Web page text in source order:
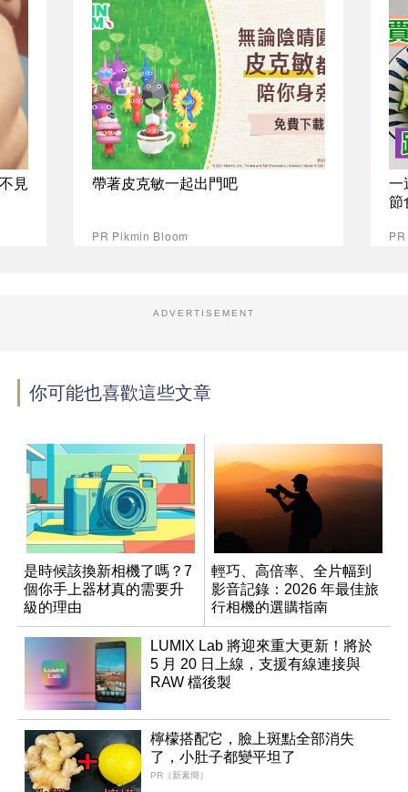
見 帶著皮克敏一起出門吧
PR Pikmin Bloom
一
節
ADVERTISEMENT
你可能也喜歡這些文章
是時候該換新相機了嗎？7
個你手上器材真的需要升
級的理由
輕巧、高倍率、全片幅到
影音記錄：2026 年最佳旅
行相機的選購指南
LUMIX Lab 將迎來重大更新！將於
5 月 20 日上線，支援有線連接與
RAW 檔後製
檸檬搭配它，臉上斑點全部消失
了，小肚子都變平坦了
PR（新素簡）